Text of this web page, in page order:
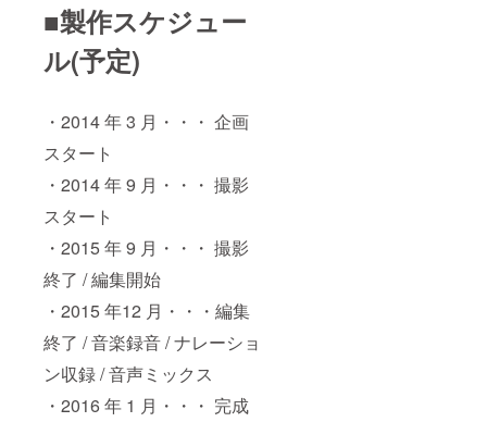
■製作スケジュー
ル(予定)
・2014 年 3 月・・・ 企画
スタート
・2014 年 9 月・・・ 撮影
スタート
・2015 年 9 月・・・ 撮影
終了 / 編集開始
・2015 年12 月・・・編集
終了 / 音楽録音 / ナレーショ
ン収録 / 音声ミックス
・2016 年 1 月・・・ 完成